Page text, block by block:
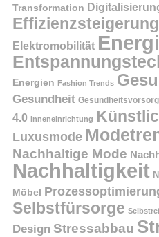
Transformation
Effizienzsteigerung
Elektromobilität
Energien Fashion Trends
Gesundheit
4.0 Inneneinrichtung
Luxusmode
Nachhaltige Mode
Nachhaltigkeit
Möbel
Selbstfürsorge
Design Stressabbau